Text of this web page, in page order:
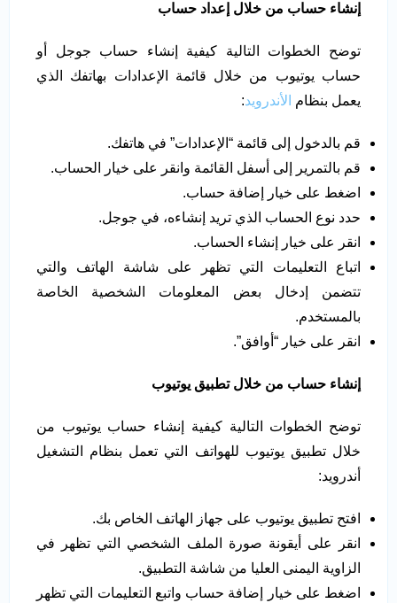
إنشاء حساب من خلال إعداد حساب
توضح الخطوات التالية كيفية إنشاء حساب جوجل أو
حساب يوتيوب من خلال قائمة الإعدادات بهاتفك الذي
يعمل بنظام الأندرويد:
قم بالدخول إلى قائمة “الإعدادات” في هاتفك.
قم بالتمرير إلى أسفل القائمة وانقر على خيار الحساب.
اضغط على خيار إضافة حساب.
حدد نوع الحساب الذي تريد إنشاءه، في جوجل.
انقر على خيار إنشاء الحساب.
اتباع التعليمات التي تظهر على شاشة الهاتف والتي
تتضمن إدخال بعض المعلومات الشخصية الخاصة
بالمستخدم.
انقر على خيار “أوافق”.
إنشاء حساب من خلال تطبيق يوتيوب
توضح الخطوات التالية كيفية إنشاء حساب يوتيوب من
خلال تطبيق يوتيوب للهواتف التي تعمل بنظام التشغيل
أندرويد:
افتح تطبيق يوتيوب على جهاز الهاتف الخاص بك.
انقر على أيقونة صورة الملف الشخصي التي تظهر في
الزاوية اليمنى العليا من شاشة التطبيق.
اضغط على خيار إضافة حساب واتبع التعليمات التي تظهر